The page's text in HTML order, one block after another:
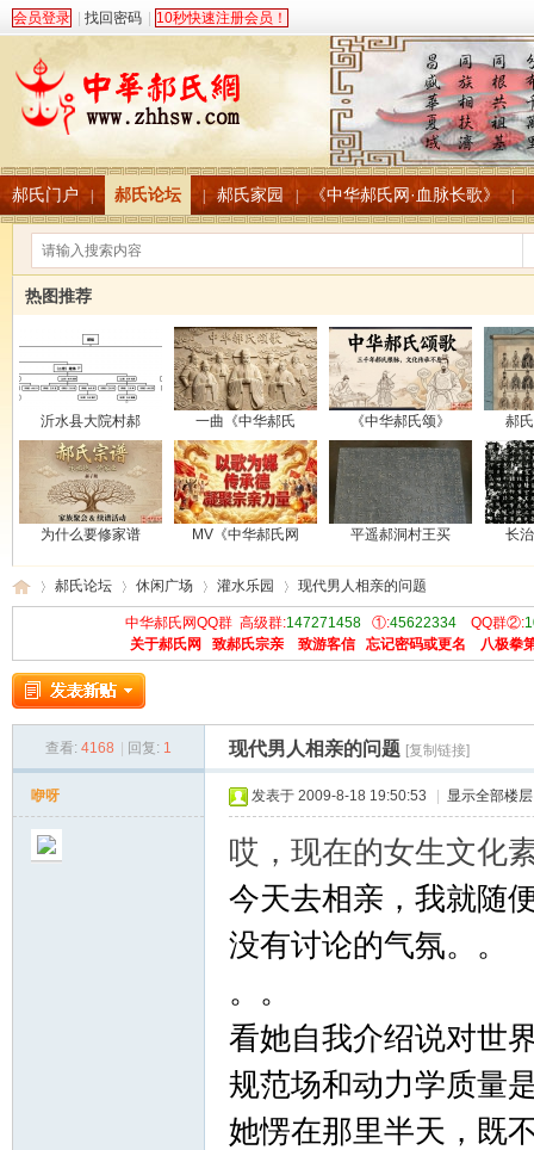
会员登录 找回密码 10秒快速注册会员！
郝氏门户 | 郝氏论坛 郝氏家园 《中华郝氏网·血脉长歌》
热图推荐
沂水县大院村郝 一曲《中华郝氏 《中华郝氏颂》 郝
为什么要修家谱 MV《中华郝氏网 平遥郝洞村王买 长
中 »
郝氏论坛
›
休闲广场 灌水乐园 现代男人相亲的问题
中华郝氏网QQ群 高级群:147271458①:45622334QQ群②:
关于郝氏网
致郝氏宗亲 致游客信 忘记密码或更名 八极拳
查看: 4168 回复: 1 现代男人相亲的问题 [复制链接]
咿呀 发表于 2009-8-18 19:50:53 显示全部楼层
哎，现在的女生文化
今天去相亲，我就随
没有讨论的气氛。。
。。
看她自我介绍说对世
规范场和动力学质量
她愣在那里半天，既